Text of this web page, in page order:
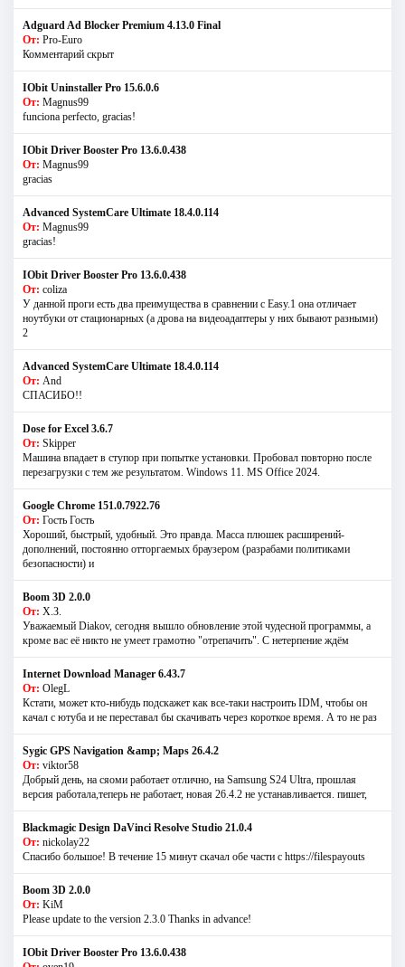
Adguard Ad Blocker Premium 4.13.0 Final
От: Pro-Euro
Комментарий скрыт
IObit Uninstaller Pro 15.6.0.6
От: Magnus99
funciona perfecto, gracias!
IObit Driver Booster Pro 13.6.0.438
От: Magnus99
gracias
Advanced SystemCare Ultimate 18.4.0.114
От: Magnus99
gracias!
IObit Driver Booster Pro 13.6.0.438
От: coliza
У данной проги есть два преимущества в сравнении с Easy.1 она отличает
ноутбуки от стационарных (а дрова на видеоадаптеры у них бывают разными)
2
Advanced SystemCare Ultimate 18.4.0.114
От: And
СПАСИБО!!
Dose for Excel 3.6.7
От: Skipper
Машина впадает в ступор при попытке установки. Пробовал повторно после
перезагрузки с тем же результатом. Windows 11. MS Offiсe 2024.
Google Chrome 151.0.7922.76
От: Гость Гость
Хороший, быстрый, удобный. Это правда. Масса плюшек расширений-
дополнений, постоянно отторгаемых браузером (разрабами политиками
безопасности) и
Boom 3D 2.0.0
От: Х.З.
Уважаемый Diakov, сегодня вышло обновление этой чудесной программы, а
кроме вас её никто не умеет грамотно "отрепачить". С нетерпение ждём
Internet Download Manager 6.43.7
От: OlegL
Кстати, может кто-нибудь подскажет как все-таки настроить IDM, чтобы он
качал с ютуба и не переставал бы скачивать через короткое время. А то не раз
Sygic GPS Navigation &amp; Maps 26.4.2
От: viktor58
Добрый день, на сяоми работает отлично, на Samsung S24 Ultra, прошлая
версия работала,теперь не работает, новая 26.4.2 не устанавливается. пишет,
Blackmagic Design DaVinci Resolve Studio 21.0.4
От: nickolay22
Спасибо большое! В течение 15 минут скачал обе части с https://filespayouts
Boom 3D 2.0.0
От: KiM
Please update to the version 2.3.0 Thanks in advance!
IObit Driver Booster Pro 13.6.0.438